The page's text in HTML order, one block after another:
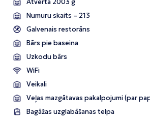
Numuru skaits – 213
Galvenais restorāns
Bārs pie baseina
Uzkodu bārs
WiFi
Veikali
Veļas mazgātavas pakalpojumi (par
Bagāžas uzglabāšanas telpa